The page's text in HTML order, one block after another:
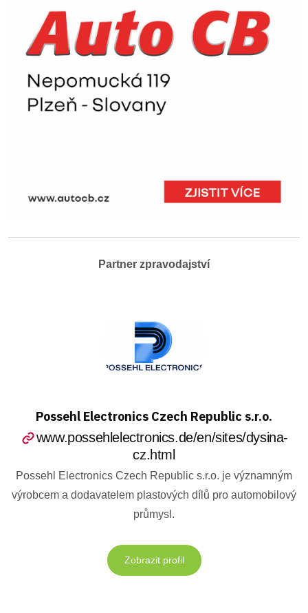
Partner zpravodajství
Possehl Electronics Czech Republic s.r.o.
www.possehlelectronics.de/en/sites/dysina-
cz.html
Possehl Electronics Czech Republic s.r.o. je významným
výrobcem a dodavatelem plastových dílů pro automobilový
průmysl.
Zobrazit profil